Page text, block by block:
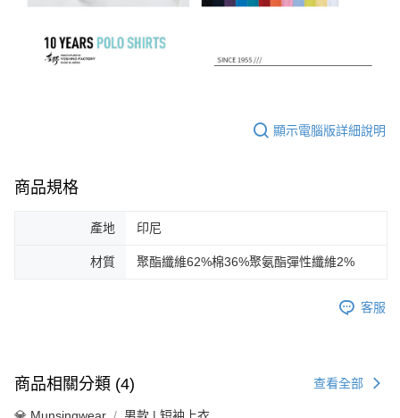
顯示電腦版詳細說明
商品規格
產地 印尼
材質 聚酯纖維62%棉36%聚氨酯彈性纖維2%
客服
商品相關分類 (4) 查看全部